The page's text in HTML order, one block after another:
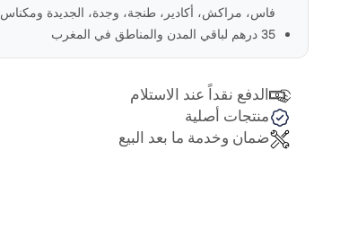
فاس، مراكش، أكادير، طنجة، وجدة، الجديدة ومكناس
35 درهم لباقي المدن والمناطق في المغرب
الدفع نقداً عند الاستلام
منتجات أصلية
ضمان وخدمة ما بعد البيع